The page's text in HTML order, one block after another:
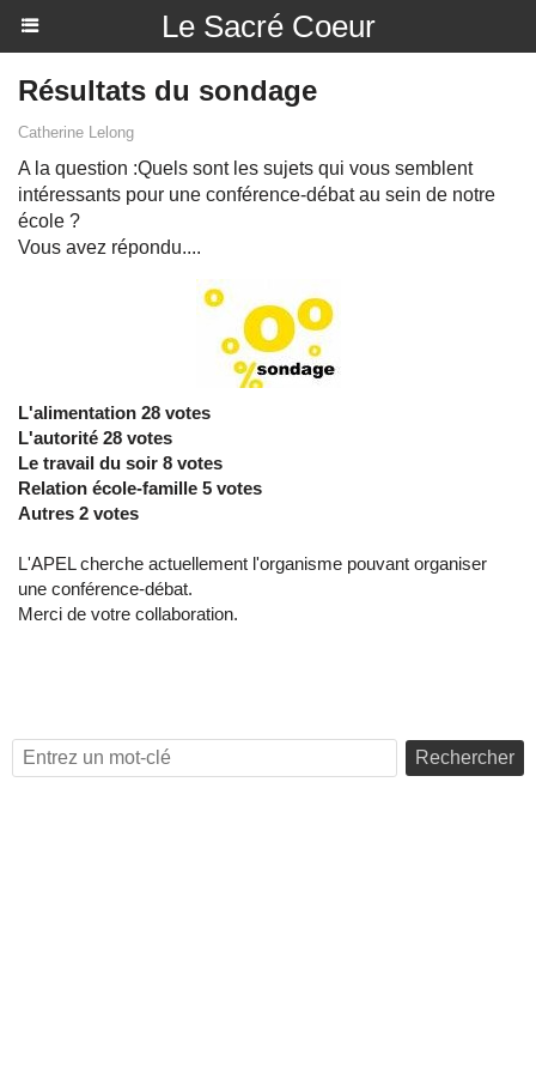
Le Sacré Coeur
Résultats du sondage
Catherine Lelong
A la question :Quels sont les sujets qui vous semblent
intéressants pour une conférence-débat au sein de notre
école ?
Vous avez répondu....
L'alimentation 28 votes
L'autorité 28 votes
Le travail du soir 8 votes
Relation école-famille 5 votes
Autres 2 votes
L'APEL cherche actuellement l'organisme pouvant organiser
une conférence-débat.
Merci de votre collaboration.
Rechercher